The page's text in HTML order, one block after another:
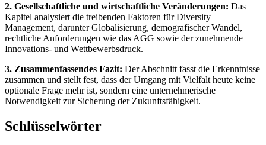
2. Gesellschaftliche und wirtschaftliche Veränderungen: Das
Kapitel analysiert die treibenden Faktoren für Diversity
Management, darunter Globalisierung, demografischer Wandel,
rechtliche Anforderungen wie das AGG sowie der zunehmende
Innovations- und Wettbewerbsdruck.
3. Zusammenfassendes Fazit: Der Abschnitt fasst die Erkenntnisse
zusammen und stellt fest, dass der Umgang mit Vielfalt heute keine
optionale Frage mehr ist, sondern eine unternehmerische
Notwendigkeit zur Sicherung der Zukunftsfähigkeit.
Schlüsselwörter